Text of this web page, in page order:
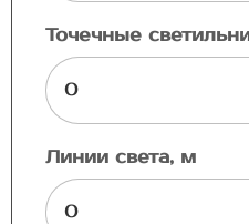
Точечные
Линии света, м